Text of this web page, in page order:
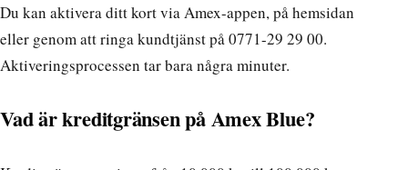
Du kan aktivera ditt kort via Amex-appen, påhemsidan
eller genom att ringa kundtjänst på 0771-29 29 00.
Aktiveringsprocessen tar bara några minuter.
Vad är kreditgränsen på Amex Blue?